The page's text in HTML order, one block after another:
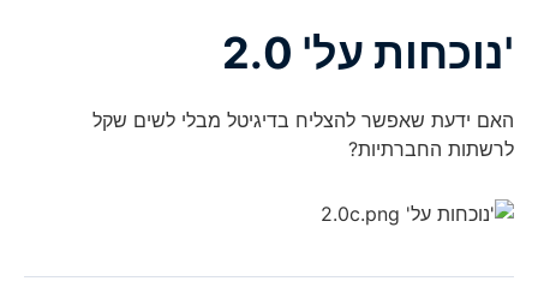
'נוכחות על' 2.0
האם ידעת שאפשר להצליח בדיגיטל מבלי לשים שקל
לרשתות החברתיות?